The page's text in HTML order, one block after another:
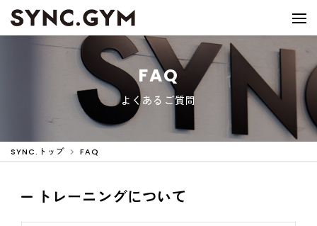
FAQ
よくあるご質問
SYNC.トップ FAQ
トレーニングについて